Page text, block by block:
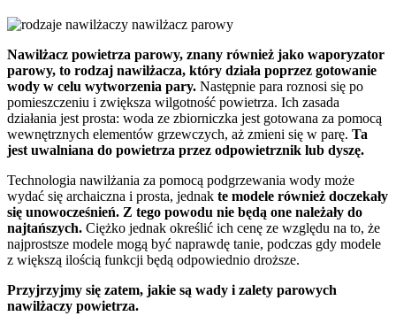
Nawilżacz powietrza parowy, znany również jako waporyzator
parowy, to rodzaj nawilżacza, który działa poprzez gotowanie
wody w celu wytworzenia pary. Następnie para roznosi się po
pomieszczeniu i zwiększa wilgotność powietrza. Ich zasada
działania jest prosta: woda ze zbiorniczka jest gotowana za pomocą
wewnętrznych elementów grzewczych, aż zmieni się w parę. Ta
jest uwalniana do powietrza przez odpowietrznik lub dyszę.
Technologia nawilżania za pomocą podgrzewania wody może
wydać się archaiczna i prosta, jednak te modele również doczekały
się unowocześnień. Z tego powodu nie będą one należały do
najtańszych. Ciężko jednak określić ich cenę ze względu na to, że
najprostsze modele mogą być naprawdę tanie, podczas gdy modele
z większą ilością funkcji będą odpowiednio droższe.
Przyjrzyjmy się zatem, jakie są wady i zalety parowych
nawilżaczy powietrza.